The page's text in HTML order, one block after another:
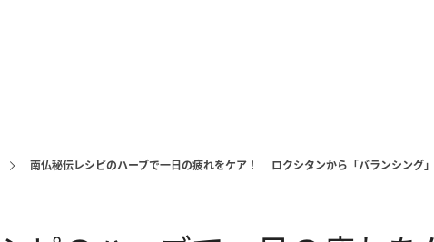
南仏秘伝レシピのハーブで一日の疲れをケア！ ロクシタンから「バランシング